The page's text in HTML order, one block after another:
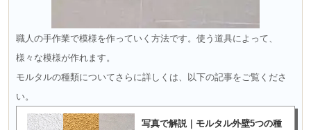
職人の手作業で模様を作っていく方法です。使う道具によって、
様々な模様が作れます。
モルタルの種類についてさらに詳しくは、以下の記事をご覧くださ
い。
写真で解説｜モルタル外壁5つの種